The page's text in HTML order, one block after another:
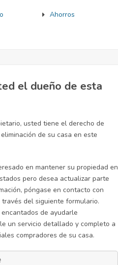
Ahorros
el dueño de esta
usted tiene el derecho de
de su casa en este
en mantener su propiedad en
pero desea actualizar parte
póngase en contacto con
del siguiente formulario.
de ayudarle
un servicio detallado y completo a
compradores de su casa.